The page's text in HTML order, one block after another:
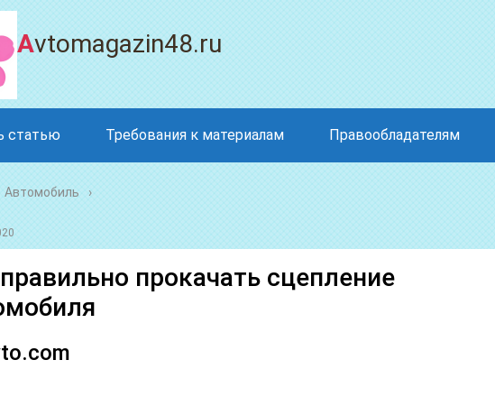
Avtomagazin48.ru
статью Требования к материалам Правообладателям
Автомобиль
прокачать сцепление